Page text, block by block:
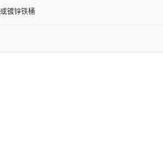
镀锌铁桶